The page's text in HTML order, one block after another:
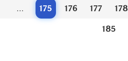
... 175 176 177 178
185